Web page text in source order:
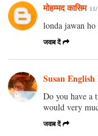
मोहम्मद कासिम
londa jawan
जवाब दें
Susan English
Do you have a
would very
जवाब दें